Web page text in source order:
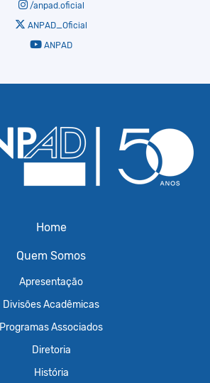
/anpad.oficial
ANPAD_Oficial
ANPAD
Home
Quem Somos
Apresentação
Divisões Acadêmicas
Programas Associados
Diretoria
História